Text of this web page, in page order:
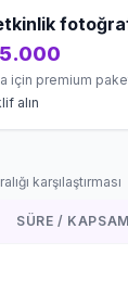
için premium
alın
karşılaştırması
SÜRE / KAPSAM